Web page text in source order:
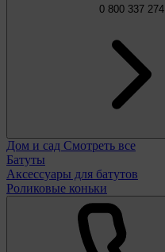
0 800 337 274
Дом и сад Смотреть все
Батуты
Аксессуары для батутов
Роликовые коньки